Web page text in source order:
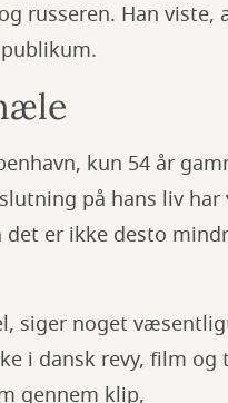
russeren. Han viste,
kun 54 år
på hans liv
er ikke desto
siger noget
i dansk revy, film og
gennem klip,